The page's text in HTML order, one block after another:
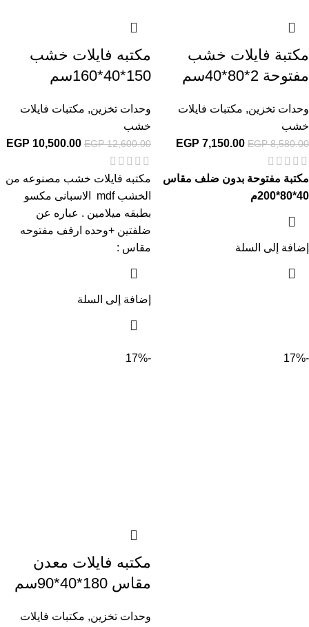
مكتبة فايلات خشب
مفتوحة 2*80*40سم
وحدات تخزين, مكتبات فايلات
خشب
EGP8,580.00
EGP 7,150.00
مكتبة مفتوحة بدون ضلف مقاس
40*80*200م
إضافة إلى السلة
مكتبه فايلات خشب
150*40*160سم
وحدات تخزين, مكتبات فايلات
خشب
EGP12,600.00
EGP 10,500.00
مكتبه فايلات خشب مصنوعه من
الخشب mdf الاسبانى مكسو
بطبقه ميلامين . عباره عن
ضلفتين +وحده ارفف مفتوحه
مقاس :
إضافة إلى السلة
-17%
-17%
مكتبه فايلات معدن
مقاس 180*40*90سم
وحدات تخزين, مكتبات فايلات